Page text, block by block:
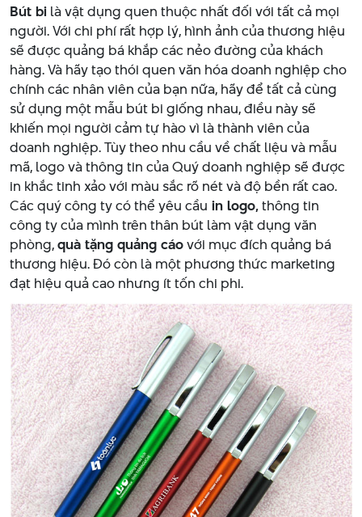
Bút bi là vật dụng quen thuộc nhất đối với tất cả mọi
người. Với chi phí rất hợp lý, hình ảnh của thương hiệu
sẽ được quảng bá khắp các nẻo đường của khách
hàng. Và hãy tạo thói quen văn hóa doanh nghiệp cho
chính các nhân viên của bạn nữa, hãy để tất cả cùng
sử dụng một mẫu bút bi giống nhau, điều này sẽ
khiến mọi người cảm tự hào vì là thành viên của
doanh nghiệp. Tùy theo nhu cầu về chất liệu và mẫu
mã, logo và thông tin của Quý doanh nghiệp sẽ được
in khắc tinh xảo với màu sắc rõ nét và độ bền rất cao.
Các quý công ty có thể yêu cầu in logo,thông tin
công ty của mình trên thân bút làm vật dụng văn
phòng,quà tặng quảng cáovới mục đích quảng bá
thương hiệu. Đó còn là một phương thức marketing
đạt hiệu quả cao nhưng ít tốn chi phi.